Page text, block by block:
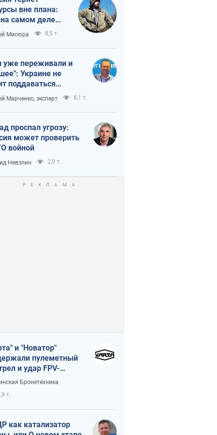
вне плана:
на самом деле
темп войны
Мисюра 8,5 т.
переживали и
Украине не
поддаваться
из-за
террора
Марченко, эксперт 8,1 т.
проспал угрозу:
может проверить
войной
Невзлин 2,9 т.
и "Новатор"
пулеметный
и удар FPV-
сохранив жизнь
Бронетехника
т.
как катализатор